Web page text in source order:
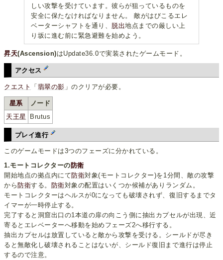
しい攻撃を受けています。彼らが狙っているものを
安全に保たなければなりません。 敵がはびこるエレ
ベーターシャフトを通り、
脱出地点までの厳しい上
り坂に進む前に緊急避難を始めよう。
昇天(Ascension)はUpdate36.0で実装されたゲームモード。
アクセス
クエスト 「翡翠の影 」のクリアが必要。
星系
ノード
天王星
Brutus
プレイ進行
このゲームモードは3つのフェーズに分かれている。
1.モートコレクターの 防衛
開始地点の拠点内にて防衛対象(モートコレクター)を1分間、敵の攻撃
から 防衛する。 防衛対象の配置はいくつか候補がありランダム。
モートコレクターはヘルスが0になっても破壊されず、復旧するまでタ
イマーが一時停止する。
完了すると洞窟出口の1本道の扉の向こう側に抽出カプセルが出現、近
寄るとエレベーターへ移動を始めフェーズ2へ移行する。
抽出カプセルは放置していると敵から攻撃を受ける。シールドが尽き
ると無敵化し破壊されることはないが、シールド復旧まで進行は停止
するので注意。